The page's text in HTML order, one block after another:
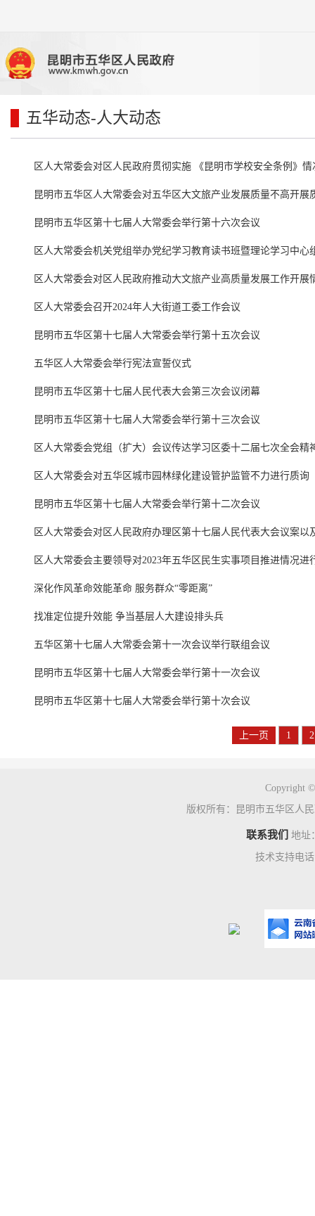
五华动态-人大动态
区人大常委会对区人民政府贯彻实施 《昆明市学校安全条例》
昆明市五华区人大常委会对五华区大文旅产业发展质量不高开展
昆明市五华区第十七届人大常委会举行第十六次会议
区人大常委会机关党组举办党纪学习教育读书班暨理论学习中心
区人大常委会对区人民政府推动大文旅产业高质量发展工作开展
区人大常委会召开2024年人大街道工委工作会议
昆明市五华区第十七届人大常委会举行第十五次会议
五华区人大常委会举行宪法宣誓仪式
昆明市五华区第十七届人民代表大会第三次会议闭幕
昆明市五华区第十七届人大常委会举行第十三次会议
区人大常委会党组（扩大）会议传达学习区委十二届七次全会精
区人大常委会对五华区城市园林绿化建设管护监管不力进行质询
昆明市五华区第十七届人大常委会举行第十二次会议
区人大常委会对区人民政府办理区第十七届人民代表大会议案以
区人大常委会主要领导对2023年五华区民生实事项目推进情况进
深化作风革命效能革命 服务群众“零距离”
找准定位提升效能 争当基层人大建设排头兵
五华区第十七届人大常委会第十一次会议举行联组会议
昆明市五华区第十七届人大常委会举行第十一次会议
昆明市五华区第十七届人大常委会举行第十次会议
上一页 1 2
Copyright
版权所有：昆明市五华区人
联系我们 地址
技术支持电